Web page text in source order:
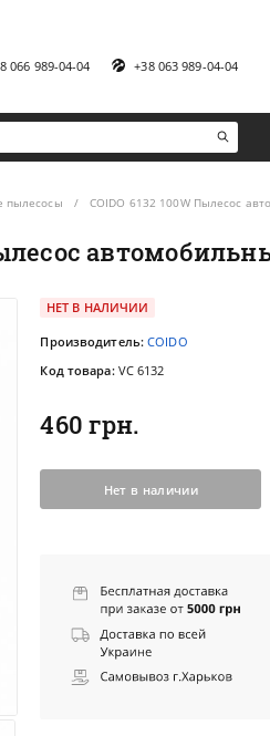
066 989-04-04 +38 063 989-04-04
пылесосы COIDO 6132 100W Пылесос
НЕТ В НАЛИЧИИ
Производитель:COIDO
Код товара: VC 6132
460 грн.
Нет в наличии